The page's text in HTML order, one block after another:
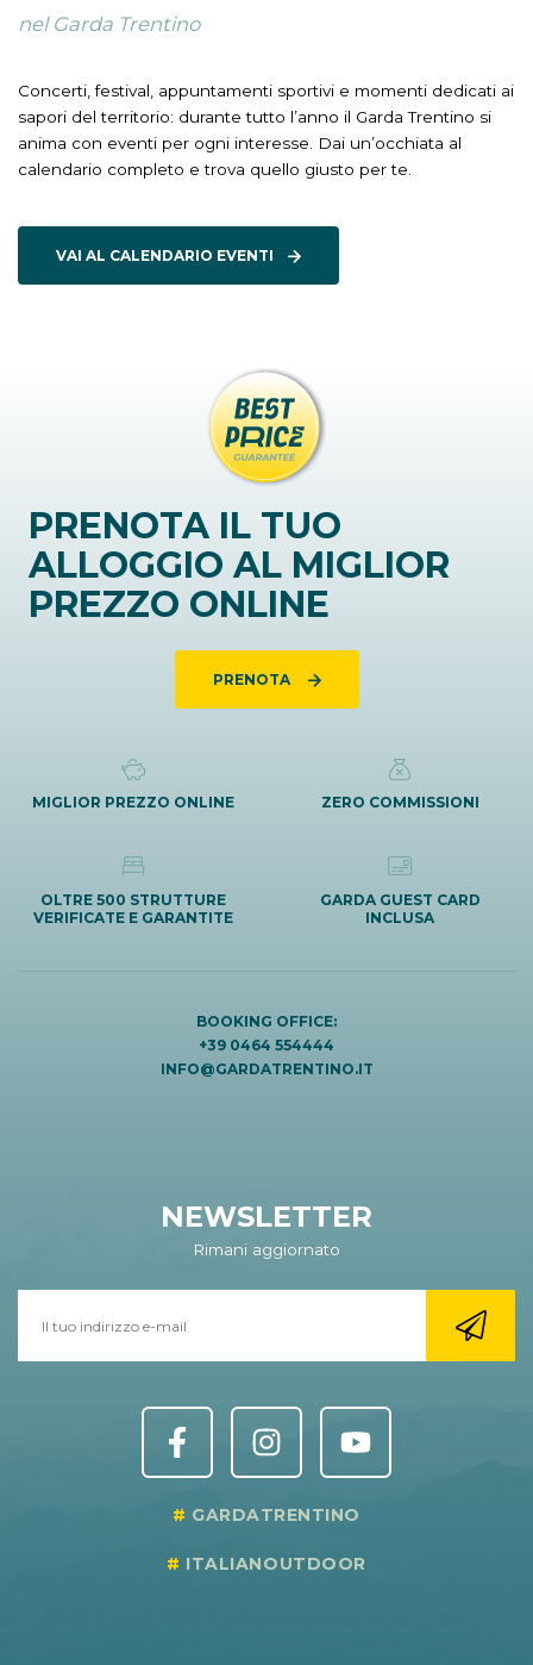
nel Garda Trentino
Concerti, festival, appuntamenti sportivi e momenti dedicati ai
sapori del territorio: durante tutto l’anno il Garda Trentino si
anima con eventi per ogni interesse. Dai un’occhiata al
calendario completo e trova quello giusto per te.
VAI AL CALENDARIO EVENTI
PRENOTA IL TUO
ALLOGGIO AL MIGLIOR
PREZZO ONLINE
PRENOTA
MIGLIOR PREZZO ONLINE ZERO COMMISSIONI
OLTRE 500 STRUTTURE
VERIFICATE E GARANTITE
GARDA GUEST CARD
INCLUSA
BOOKING OFFICE:
+39 0464 554444
INFO@GARDATRENTINO.IT
NEWSLETTER
Rimani aggiornato
GARDATRENTINO
ITALIANOUTDOOR